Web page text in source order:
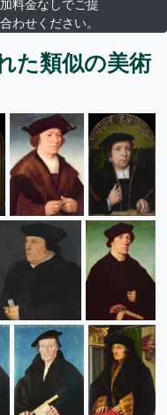
料金なしでご提
わせください。
た類似の美術